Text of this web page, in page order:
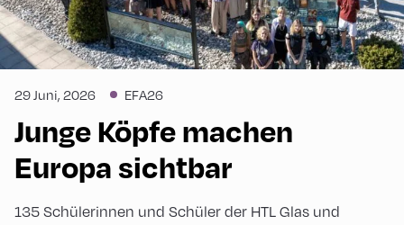
29 Juni, 2026 EFA26
Junge Köpfe machen
Europa sichtbar
135 Schülerinnen und Schüler der HTL Glas und